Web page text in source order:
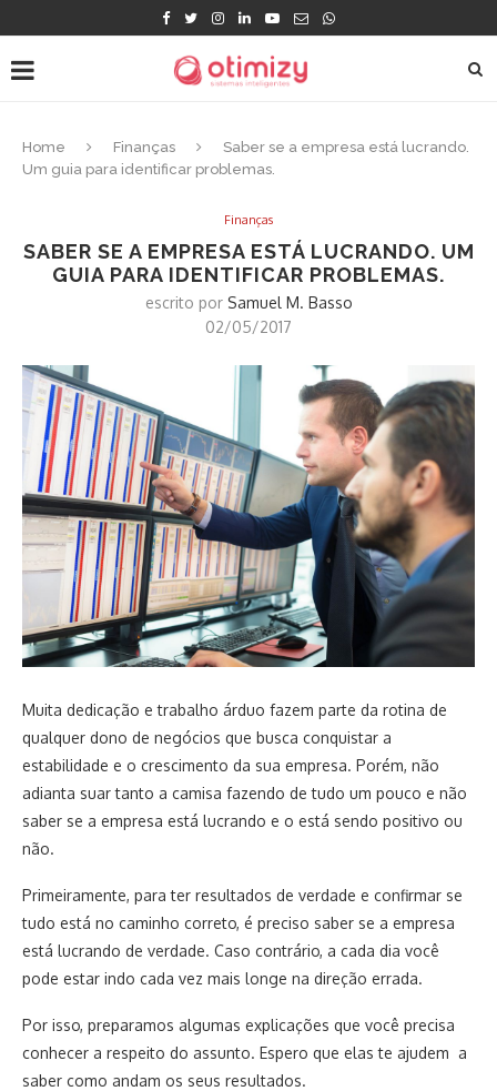
Home Finanças
Saber se a empresa está lucrando.
Um guia para identificar problemas.
Finanças
SABER SE A EMPRESA ESTÁ LUCRANDO. UM
GUIA PARA IDENTIFICAR PROBLEMAS.
escrito por Samuel M. Basso
02/05/2017
Muita dedicação e trabalho árduo fazem parte da rotina de
qualquer dono de negócios que busca conquistar a
estabilidade e o crescimento da sua empresa. Porém, não
adianta suar tanto a camisa fazendo de tudo um pouco e não
saber se a empresa está lucrando e o está sendo positivo ou
não.
Primeiramente, para ter resultados de verdade e confirmar se
tudo está no caminho correto, é preciso saber se a empresa
está lucrando de verdade. Caso contrário, a cada dia você
pode estar indo cada vez mais longe na direção errada.
Por isso, preparamos algumas explicações que você precisa
conhecer a respeito do assunto. Espero que elas te ajudem a
saber como andam os seus resultados.